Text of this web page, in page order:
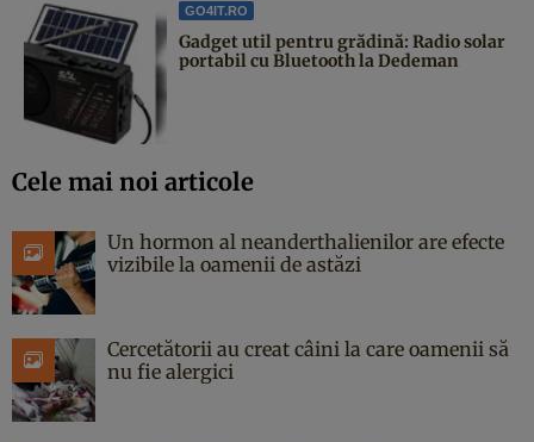
GO4IT.RO
Gadget util pentru grădină: Radio solar
portabil cu Bluetooth la Dedeman
Cele mai noi articole
Un hormon al neanderthalienilor are efecte
vizibile la oamenii de astăzi
Cercetătorii au creat câini la care oamenii să
nu fie alergici